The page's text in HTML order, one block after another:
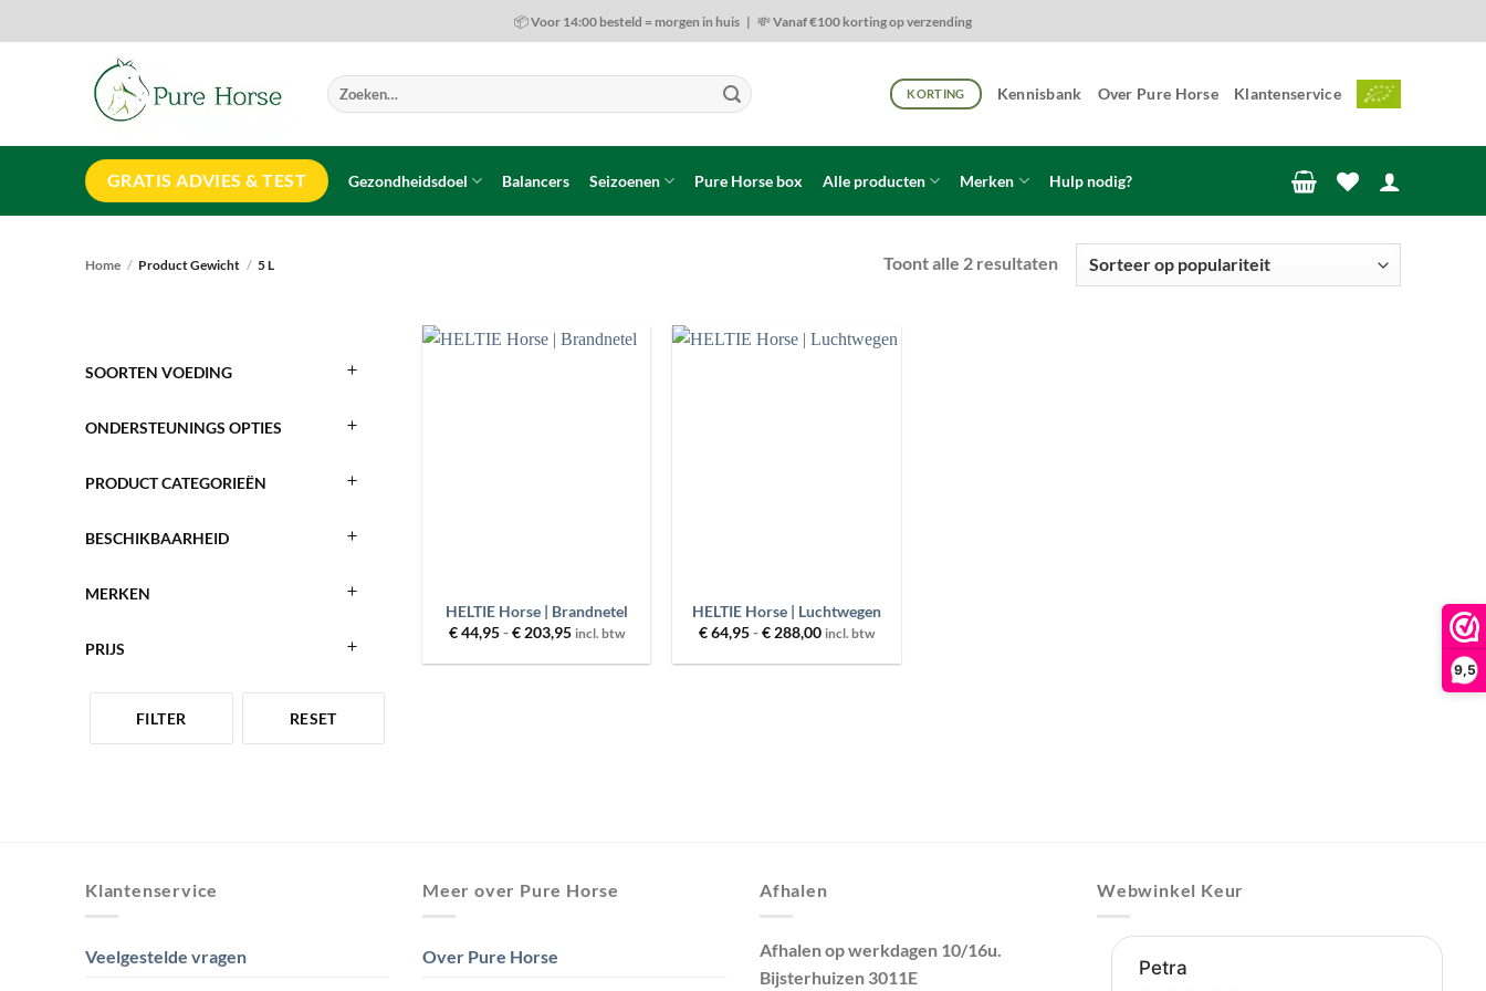
9,5
naar
📦 Voor 14:00 besteld = morgen in huis | 💸 Vanaf €100 korting op verzending
Zoeken
naar:
KORTING Kennisbank Over Pure Horse Klantenservice
GRATIS ADVIES & TEST Gezondheidsdoel Balancers Seizoenen Pure Horse box Alle producten Merken Hulp nodig?
Home / Product Gewicht / 5 L Toont alle 2 resultatenGesorteerd
op
SOORTEN VOEDING
ONDERSTEUNINGS OPTIES
PRODUCT CATEGORIEËN
BESCHIKBAARHEID
MERKEN
PRIJS
FILTER RESET
HELTIE Horse | Brandnetel
€44,95-€203,95Prijsklasse:
tot
incl. btw
HELTIE Horse | Luchtwegen
€64,95-€288,00Prijsklasse:
tot
incl. btw
Klantenservice
Veelgestelde vragen
Meer over Pure Horse
Over Pure Horse
Afhalen
Afhalen op werkdagen 10/16u.
Bijsterhuizen 3011E
Webwinkel Keur